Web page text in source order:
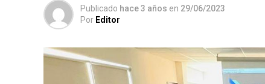
Publicado hace 3 años en 29/06/2023
Por Editor